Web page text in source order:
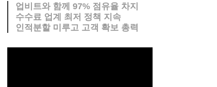
업비트와 함께 97% 점유율 차지
수수료 업계 최저 정책 지속
인적분할 미루고 고객 확보 총력